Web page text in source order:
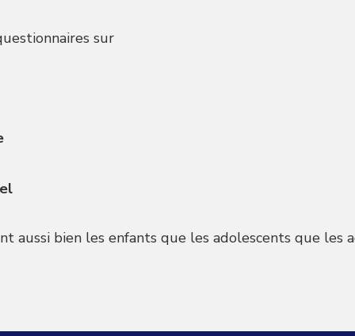
sur
aussi bien les enfants que les adolescents que les